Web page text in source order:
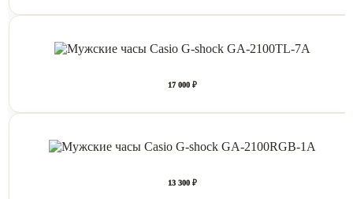
17 000 ₽
13 300 ₽